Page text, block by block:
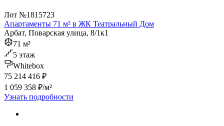
Лот №1815723
Апартаменты 71 м² в ЖК Театральный Дом
Арбат, Поварская улица, 8/1к1
71 м²
5 этаж
Whitebox
75 214 416 ₽
1 059 358 ₽/м²
Узнать подробности